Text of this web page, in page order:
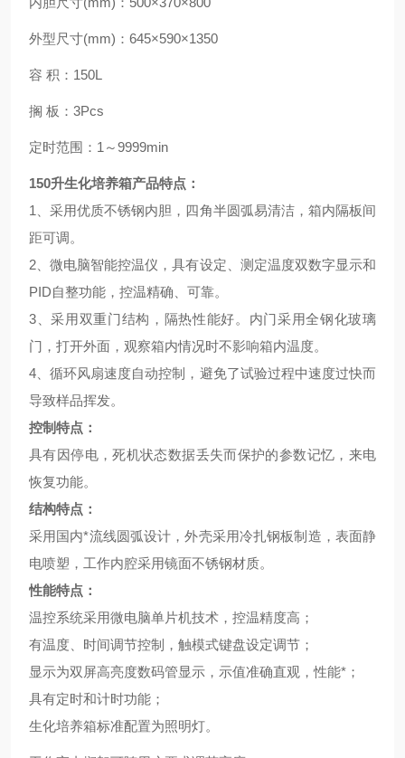
外型尺寸(mm)：645×590×1350
容 积：150L
搁 板：3Pcs
定时范围：1～9999min
150升生化培养箱产品特点：
1、采用优质不锈钢内胆，四角半圆弧易清洁，箱内隔板间
距可调。
2、微电脑智能控温仪，具有设定、测定温度双数字显示和
PID自整功能，控温精确、可靠。
3、采用双重门结构，隔热性能好。内门采用全钢化玻璃
门，打开外面，观察箱内情况时不影响箱内温度。
4、循环风扇速度自动控制，避免了试验过程中速度过快而
导致样品挥发。
控制特点：
具有因停电，死机状态数据丢失而保护的参数记忆，来电
恢复功能。
结构特点：
采用国内*流线圆弧设计，外壳采用冷扎钢板制造，表面静
电喷塑，工作内腔采用镜面不锈钢材质。
性能特点：
温控系统采用微电脑单片机技术，控温精度高；
有温度、时间调节控制，触模式键盘设定调节；
显示为双屏高亮度数码管显示，示值准确直观，性能*；
具有定时和计时功能；
生化培养箱标准配置为照明灯。